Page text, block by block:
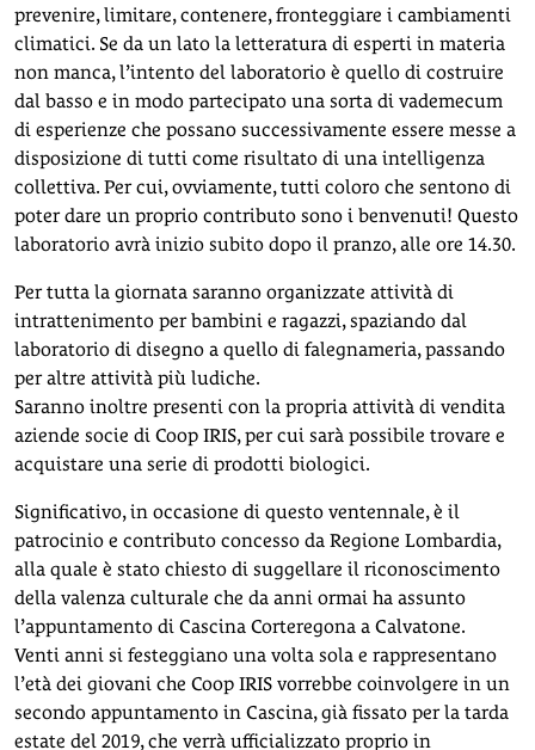
prevenire, limitare, contenere, fronteggiare i cambiamenti
climatici. Se da un lato la letteratura di esperti in materia
non manca, l’intento del laboratorio è quello di costruire
dal basso e in modo partecipato una sorta di vademecum
di esperienze che possano successivamente essere messe a
disposizione di tutti come risultato di una intelligenza
collettiva. Per cui, ovviamente, tutti coloro che sentono di
poter dare un proprio contributo sono i benvenuti! Questo
laboratorio avrà inizio subito dopo il pranzo, alle ore 14.30.
Per tutta la giornata saranno organizzate attività di
intrattenimento per bambini e ragazzi, spaziando dal
laboratorio di disegno a quello di falegnameria, passando
per altre attività più ludiche.
Saranno inoltre presenti con la propria attività di vendita
aziende socie di Coop IRIS, per cui sarà possibile trovare e
acquistare una serie di prodotti biologici.
Significativo, in occasione di questo ventennale, è il
patrocinio e contributo concesso da Regione Lombardia,
alla quale è stato chiesto di suggellare il riconoscimento
della valenza culturale che da anni ormai ha assunto
l’appuntamento di Cascina Corteregona a Calvatone.
Venti anni si festeggiano una volta sola e rappresentano
l’età dei giovani che Coop IRIS vorrebbe coinvolgere in un
secondo appuntamento in Cascina, già fissato per la tarda
estate del 2019, che verrà ufficializzato proprio in